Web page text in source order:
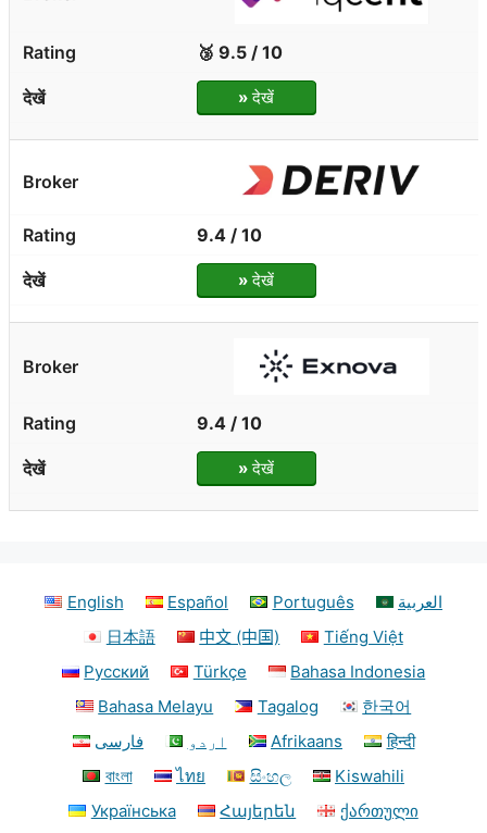
🥉 9.5 / 10
»देखें
9.4 / 10
»देखें
9.4 / 10
»देखें
English Español Português
العربية
日本語
中文 (中国)
Tiếng Việt
Русский
Türkçe
Bahasa Indonesia
Bahasa Melayu
Tagalog
한국어
فارسی
اردو Afrikaans
हिन्दी
বাংলা
ไทย සිංහල
Kiswahili
Українська
Հայերեն ქართული